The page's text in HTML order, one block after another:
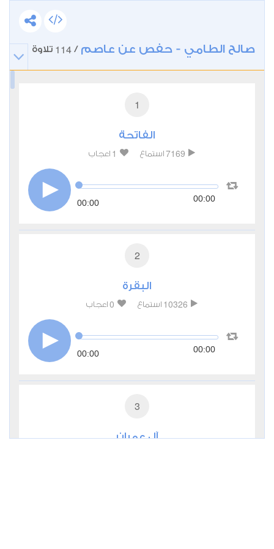
صالح الطامي - حفص عن عاصم /
114 تلاوة
1
الفاتحة
7169 استماع 1 اعجاب
00:00 00:00
2
البقرة
10326 استماع 0 اعجاب
00:00 00:00
3
آل عمران